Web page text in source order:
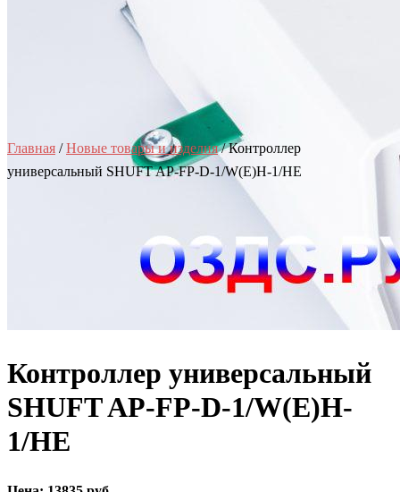
Главная /Новые товары и изделия/ Контроллер
универсальный SHUFT AP-FP-D-1/W(E)H-1/HE
Контроллер универсальный
SHUFT AP-FP-D-1/W(E)H-
1/HE